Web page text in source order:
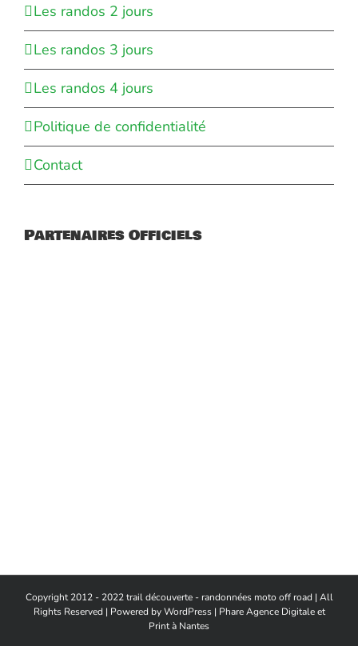
Les randos 2 jours
Les randos 3 jours
Les randos 4 jours
Politique de confidentialité
Contact
Partenaires Officiels
Copyright 2012 - 2022 trail découverte - randonnées moto off road | All
Rights Reserved | Powered byWordPress| Phare Agence Digitale et
Print à Nantes